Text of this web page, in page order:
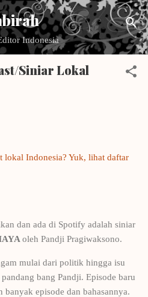
konten utama
Indonesia
Siniar Lokal
lokal Indonesia? Yuk, lihat daftar
dan ada di Spotify adalah siniar
oleh Pandji Pragiwaksono.
mulai dari politik hingga isu
bang Pandji. Episode baru
episode dan bahasannya.